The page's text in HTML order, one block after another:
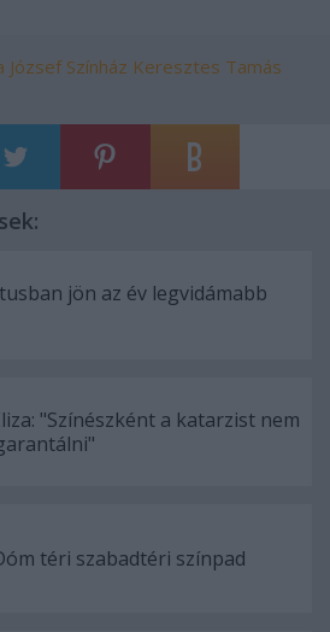
József Színház Keresztes Tamás
jön az év legvidámabb
"Színészként a katarzist nem
téri szabadtéri színpad